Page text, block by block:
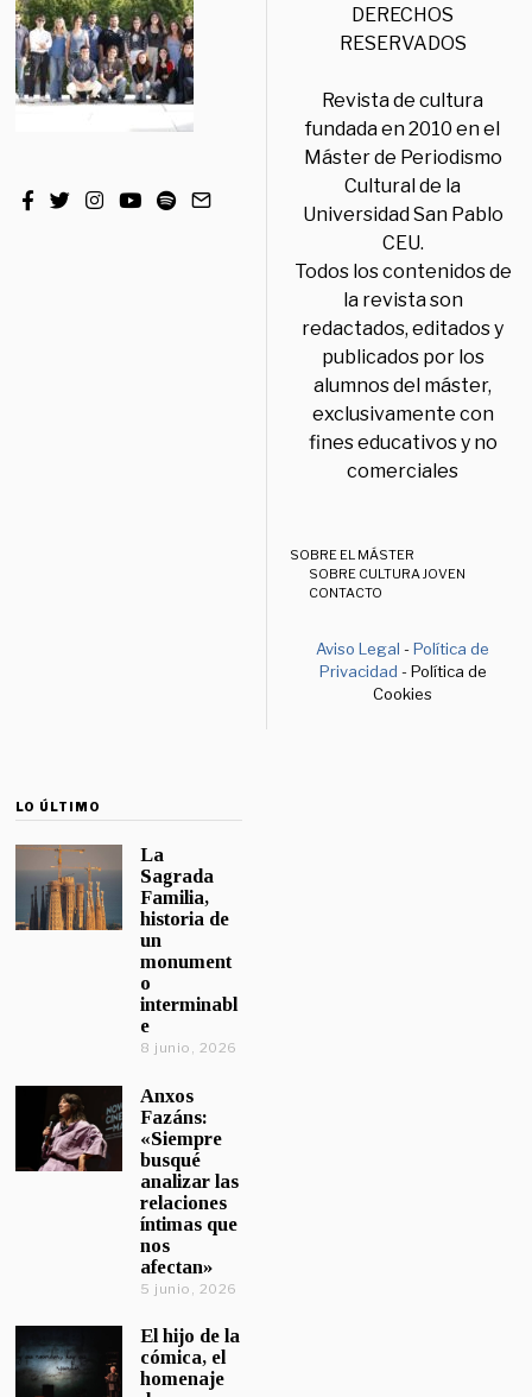
DERECHOS
RESERVADOS
Revista de cultura
fundada en 2010 en el
Máster de Periodismo
Cultural de la
Universidad San Pablo
CEU.
Todos los contenidos de
la revista son
redactados, editados y
publicados por los
alumnos del máster,
exclusivamente con
fines educativos y no
comerciales
SOBRE EL MÁSTER
SOBRE CULTURA JOVEN
CONTACTO
Aviso Legal -Política de
Privacidad - Política de
Cookies
LO ÚLTIMO
La
Sagrada
Familia,
historia de
un
monument
o
interminabl
e
8 junio, 2026
Anxos
Fazáns:
«Siempre
busqué
analizar las
relaciones
íntimas que
nos
afectan»
5 junio, 2026
El hijo de la
cómica, el
homenaje